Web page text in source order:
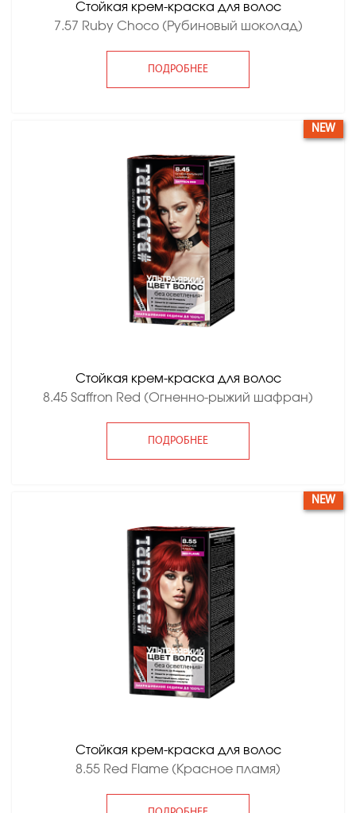
Стойкая крем-краска для волос
7.57 Ruby Choco (Рубиновый шоколад)
ПОДРОБНЕЕ
Стойкая крем-краска для волос
8.45 Saffron Red (Огненно-рыжий шафран)
ПОДРОБНЕЕ
NEW
Стойкая крем-краска для волос
8.55 Red Flame (Красное пламя)
NEW